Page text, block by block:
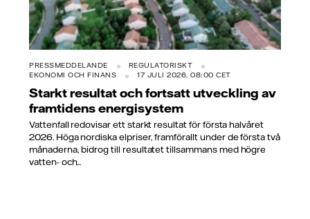
PRESSMEDDELANDE
REGULATORISKT
EKONOMI OCH FINANS
17 JULI 2026, 08:00 CET
Starkt resultat och fortsatt utveckling av
framtidens energisystem
Vattenfall redovisar ett starkt resultat för första halvåret
2026. Höga nordiska elpriser, framförallt under de första två
månaderna, bidrog till resultatet tillsammans med högre
vatten- och...